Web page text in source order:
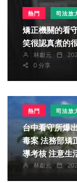
熱門 司法放
矯正機關的看守所
笑很認真煮的
林獻元
0 分享
熱門 司法放
台中看守所爆
毒案 法務部矯正署：指示各矯正機關 落實職員督
導考核 注
林獻元